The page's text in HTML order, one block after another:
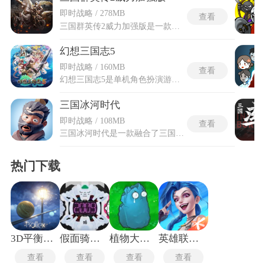
即时战略 / 278MB
查看
幻想三国志5
即时战略 / 160MB
幻想三国志5是单机角色扮演游戏，故事背景设定在三国时代后期，曹操与刘备均已离世，魏蜀吴三国由曹丕、刘禅、孙权分别统治。主角严朔是蜀汉名将严颜之子，因童年目睹父亲被害而踏上复仇与成长之路。剧情采用明暗双线结构，明线跟随严朔一行人的冒险经历，暗线围绕海神玄京被封印后逃至人间所引发的仙魔大战展开。幻想三国志5的两条叙事线索交替推进，明线负责固定故事节奏，暗线在适当时机设下悬念。游戏沿用了系列经典的半实时制战斗模式，并在多个层面进行了革新。战斗资源从传统MP改为随时间流逝缓缓积累的真气槽，技能强弱直接与真气消耗挂钩。
查看
三国冰河时代
即时战略 / 108MB
查看
热门下载
3D平衡球老版本
查看
假面骑士时王变身模拟器
查看
植物大战僵尸寒冰版
查看
英雄联盟体验服
查看